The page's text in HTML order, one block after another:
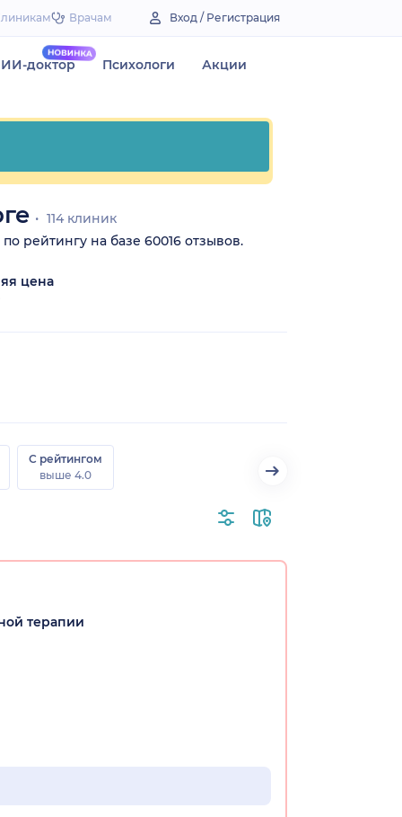
Врачам Вход / Регистрация
ИИ-доктор Психологи Акции
114 клиник
рейтингу на базе 60016 отзывов.
цена
С рейтингом
выше 4.0
терапии